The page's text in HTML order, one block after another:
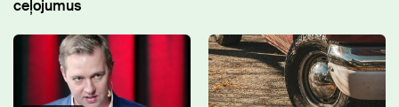
ceļojumus